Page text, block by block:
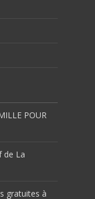
POUR
de La
gratuites à